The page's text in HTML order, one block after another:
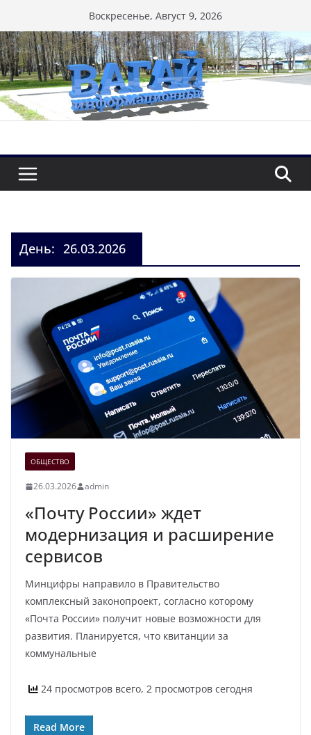
к
содержимому
Воскресенье, Август 9, 2026
День: 26.03.2026
ОБЩЕСТВО
26.03.2026 admin
«Почту России» ждет
модернизация и расширение
сервисов
Минцифры направило в Правительство
комплексный законопроект, согласно которому
«Почта России» получит новые возможности для
развития. Планируется, что квитанции за
коммунальные
24 просмотров всего, 2 просмотров сегодня
Read More